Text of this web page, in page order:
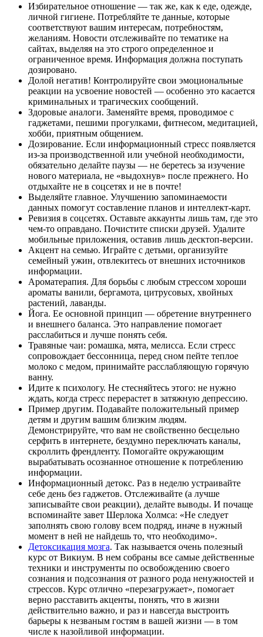
Избирательное отношение — так же, как к еде, одежде,
личной гигиене. Потребляйте те данные, которые
соответствуют вашим интересам, потребностям,
желаниям. Новости отслеживайте по тематике на
сайтах, выделяя на это строго определенное и
ограниченное время. Информация должна поступать
дозировано.
Долой негатив! Контролируйте свои эмоциональные
реакции на усвоение новостей — особенно это касается
криминальных и трагических сообщений.
Здоровые аналоги. Заменяйте время, проводимое с
гаджетами, пешими прогулками, фитнесом, медитацией,
хобби, приятным общением.
Дозирование. Если информационный стресс появляется
из-за производственной или учебной необходимости,
обязательно делайте паузы — не беретесь за изучение
нового материала, не «выдохнув» после прежнего. Но
отдыхайте не в соцсетях и не в почте!
Выделяйте главное. Улучшению запоминаемости
данных помогут составление планов и интеллект-карт.
Ревизия в соцсетях. Оставьте аккаунты лишь там, где это
чем-то оправдано. Почистите списки друзей. Удалите
мобильные приложения, оставив лишь десктоп-версии.
Акцент на семью. Играйте с детьми, организуйте
семейный ужин, отвлекитесь от внешних источников
информации.
Ароматерапия. Для борьбы с любым стрессом хороши
ароматы ванили, бергамота, цитрусовых, хвойных
растений, лаванды.
Йога. Ее основной принцип — обретение внутреннего
и внешнего баланса. Это направление помогает
расслабиться и лучше понять себя.
Травяные чаи: ромашка, мята, мелисса. Если стресс
сопровождает бессонница, перед сном пейте теплое
молоко с медом, принимайте расслабляющую горячую
ванну.
Идите к психологу. Не стесняйтесь этого: не нужно
ждать, когда стресс перерастет в затяжную депрессию.
Пример другим. Подавайте положительный пример
детям и другим вашим близким людям.
Демонстрируйте, что вам не свойственно бесцельно
серфить в интернете, бездумно переключать каналы,
скроллить френдленту. Помогайте окружающим
вырабатывать осознанное отношение к потреблению
информации.
Информационный детокс. Раз в неделю устраивайте
себе день без гаджетов. Отслеживайте (а лучше
записывайте свои реакции), делайте выводы. И почаще
вспоминайте завет Шерлока Холмса: «Не следует
заполнять свою голову всем подряд, иначе в нужный
момент в ней не найдешь то, что необходимо».
Детоксикация мозга. Так называется очень полезный
курс от Викиум. В нем собраны все самые действенные
техники и инструменты по освобождению своего
сознания и подсознания от разного рода ненужностей и
стрессов. Курс отлично «перезагружает», помогает
верно расставить акценты, понять, что в жизни
действительно важно, и раз и навсегда выстроить
барьеры к незваным гостям в вашей жизни — в том
числе к назойливой информации.